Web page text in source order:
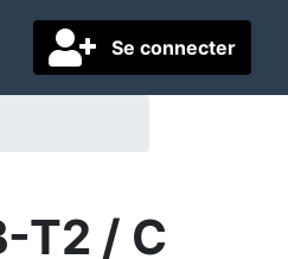
Se connecter
T2 / C